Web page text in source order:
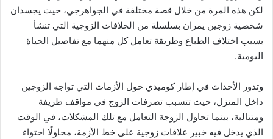
لكن هذه المرة من خلال قصة مختلفة في الجواهرجي، حيث يجسدان
شخصية زوجين يمران بسلسلة من الخلافات الزوجية التي تنشأ
بسبب اختلاف الطباع وطريقة تعامل كل منهما مع تفاصيل الحياة
اليومية.
وتدور الأحداث في إطار كوميدي حول الأزمات التي تواجه الزوجين
داخل المنزل، حيث تتسبب تصرفات الزوج في مواقف طريفة
ومتتالية، بينما تحاول الزوجة التعامل مع تلك المشكلات، في الوقت
الذي يدخل فيه خبير علاقات زوجية على خط الأزمة، محاولًا احتواء